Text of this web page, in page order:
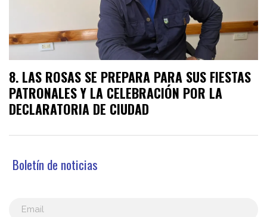
LAS ROSAS SE PREPARA PARA SUS FIESTAS
PATRONALES Y LA CELEBRACIÓN POR LA
DECLARATORIA DE CIUDAD
Boletín de noticias